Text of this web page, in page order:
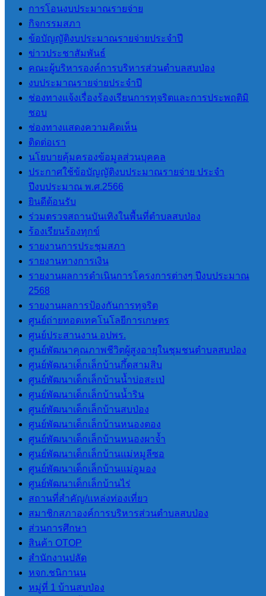
การโอนงบประมาณรายจ่าย
กิจกรรมสภา
ข้อบัญญัติงบประมาณรายจ่ายประจำปี
ข่าวประชาสัมพันธ์
คณะผู้บริหารองค์การบริหารส่วนตำบลสบป่อง
งบประมาณรายจ่ายประจำปี
ช่องทางแจ้งเรื่องร้องเรียนการทุจริตและการประพฤติมิ
ชอบ
ช่องทางแสดงความคิดเห็น
ติดต่อเรา
นโยบายคุ้มครองข้อมูลส่วนบุคคล
ประกาศใช้ข้อบัญญัติงบประมาณรายจ่าย ประจำ
ปีงบประมาณ พ.ศ.2566
ยินดีต้อนรับ
ร่วมตรวจสถานบันเทิงในพื้นที่ตำบลสบป่อง
ร้องเรียนร้องทุกข์
รายงานการประชุมสภา
รายงานทางการเงิน
รายงานผลการดำเนินการโครงการต่างๆ ปีงบประมาณ
2568
รายงานผลการป้องกันการทุจริต
ศูนย์ถ่ายทอดเทคโนโลยีการเกษตร
ศูนย์ประสานงาน อปพร.
ศูนย์พัฒนาคุณภาพชีวิตผู้สูงอายุในชุมชนตำบลสบป่อง
ศูนย์พัฒนาเด็กเล็กบ้านกึ้ดสามสิบ
ศูนย์พัฒนาเด็กเล็กบ้านน้ำบ่อสะเป่
ศูนย์พัฒนาเด็กเล็กบ้านน้ำริน
ศูนย์พัฒนาเด็กเล็กบ้านสบป่อง
ศูนย์พัฒนาเด็กเล็กบ้านหนองตอง
ศูนย์พัฒนาเด็กเล็กบ้านหนองผาจ้ำ
ศูนย์พัฒนาเด็กเล็กบ้านแม่หมูลีซอ
ศูนย์พัฒนาเด็กเล็กบ้านแม่อูมอง
ศูนย์พัฒนาเด็กเล็กบ้านไร่
สถานที่สําคัญ/แหล่งท่องเที่ยว
สมาชิกสภาองค์การบริหารส่วนตําบลสบป่อง
ส่วนการศึกษา
สินค้า OTOP
สํานักงานปลัด
หจก.ชนิกานน
หมู่ที่ 1 บ้านสบป่อง
เมนูหลัก
หน้าแรก
ข้อมูลทั่วไป
ประวัติองค์การบริหารส่วนตำบลสบ
ป่อง
วิสัยทัศน์การพัฒนา
อำนาจหน้าที่
ติดต่อเรา
หน่วยตรวจสอบภายใน
การโอนงบประมาณรายจ่าย
การติดตามประเมินผลระบบการ
ควบคุมภายใน
ITA
การประเมินคุณธรรมและ ความ
โปร่งใสของ อปท. (ITA) 2565
การประเมินคุณธรรมและ ความ
โปร่งใสของ อปท. (ITA) 2566
การประเมินคุณธรรมและความ
โปร่งใสของ อปท. (ITA) 2567
การประเมินคุณธรรมและความ
โปร่งใสของ อปท. (ITA) 2568
การประเมินคุณธรรมและความ
โปร่งใสของ อปท. (ITA) 2569
LPA
การประเมินประสิทธิภาพขององค์กร
ปกครองส่วนท้องถิ่น LPA
แผนพัฒนา